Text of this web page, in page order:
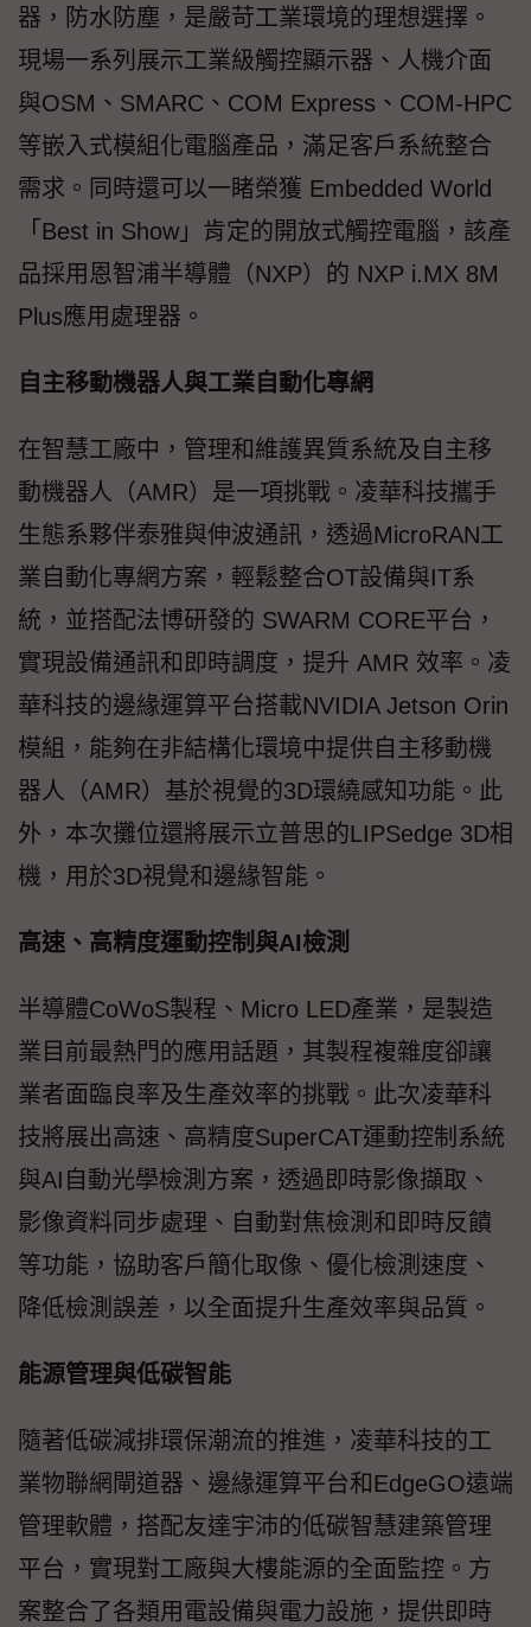
器，防水防塵，是嚴苛工業環境的理想選擇。
現場一系列展示工業級觸控顯示器、人機介面
與OSM、SMARC、COM Express、COM-HPC
等嵌入式模組化電腦產品，滿足客戶系統整合
需求。同時還可以一睹榮獲 Embedded World
「Best in Show」肯定的開放式觸控電腦，該產
品採用恩智浦半導體（NXP）的 NXP i.MX 8M
Plus應用處理器。
自主移動機器人與工業自動化專網
在智慧工廠中，管理和維護異質系統及自主移
動機器人（AMR）是一項挑戰。凌華科技攜手
生態系夥伴泰雅與伸波通訊，透過MicroRAN工
業自動化專網方案，輕鬆整合OT設備與IT系
統，並搭配法博研發的 SWARM CORE平台，
實現設備通訊和即時調度，提升 AMR 效率。凌
華科技的邊緣運算平台搭載NVIDIA Jetson Orin
模組，能夠在非結構化環境中提供自主移動機
器人（AMR）基於視覺的3D環繞感知功能。此
外，本次攤位還將展示立普思的LIPSedge 3D相
機，用於3D視覺和邊緣智能。
高速、高精度運動控制與AI檢測
半導體CoWoS製程、Micro LED產業，是製造
業目前最熱門的應用話題，其製程複雜度卻讓
業者面臨良率及生產效率的挑戰。此次凌華科
技將展出高速、高精度SuperCAT運動控制系統
與AI自動光學檢測方案，透過即時影像擷取、
影像資料同步處理、自動對焦檢測和即時反饋
等功能，協助客戶簡化取像、優化檢測速度、
降低檢測誤差，以全面提升生產效率與品質。
能源管理與低碳智能
隨著低碳減排環保潮流的推進，凌華科技的工
業物聯網閘道器、邊緣運算平台和EdgeGO遠端
管理軟體，搭配友達宇沛的低碳智慧建築管理
平台，實現對工廠與大樓能源的全面監控。方
案整合了各類用電設備與電力設施，提供即時